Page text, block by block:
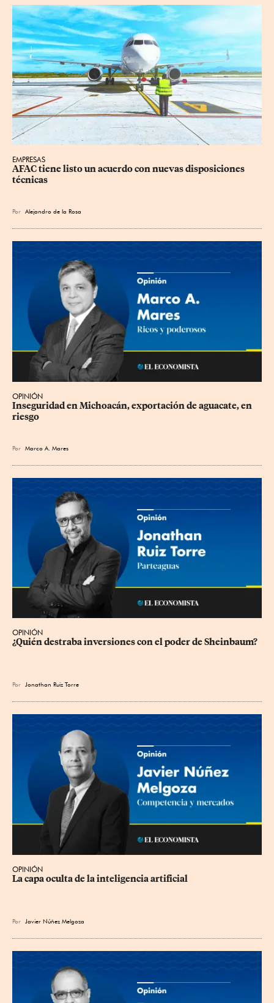
EMPRESAS
AFAC tiene listo un acuerdo con nuevas disposiciones
técnicas
Por Alejandro de la Rosa
OPINIÓN
Inseguridad en Michoacán, exportación de aguacate, en
riesgo
Por Marco A. Mares
OPINIÓN
¿Quién destraba inversiones con el poder de Sheinbaum?
Por Jonathan Ruiz Torre
OPINIÓN
La capa oculta de la inteligencia artificial
Por Javier Núñez Melgoza